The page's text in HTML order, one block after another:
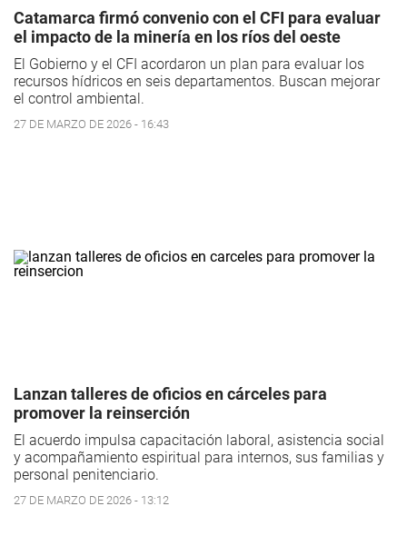
Catamarca firmó convenio con el CFI para evaluar
el impacto de la minería en los ríos del oeste
El Gobierno y el CFI acordaron un plan para evaluar los
recursos hídricos en seis departamentos. Buscan mejorar
el control ambiental.
27 DE MARZO DE 2026 - 16:43
Lanzan talleres de oficios en cárceles para
promover la reinserción
El acuerdo impulsa capacitación laboral, asistencia social
y acompañamiento espiritual para internos, sus familias y
personal penitenciario.
27 DE MARZO DE 2026 - 13:12